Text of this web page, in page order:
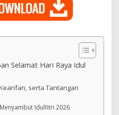
Selamat Hari Raya Idul
serta Tantangan
Idulfitri 2026